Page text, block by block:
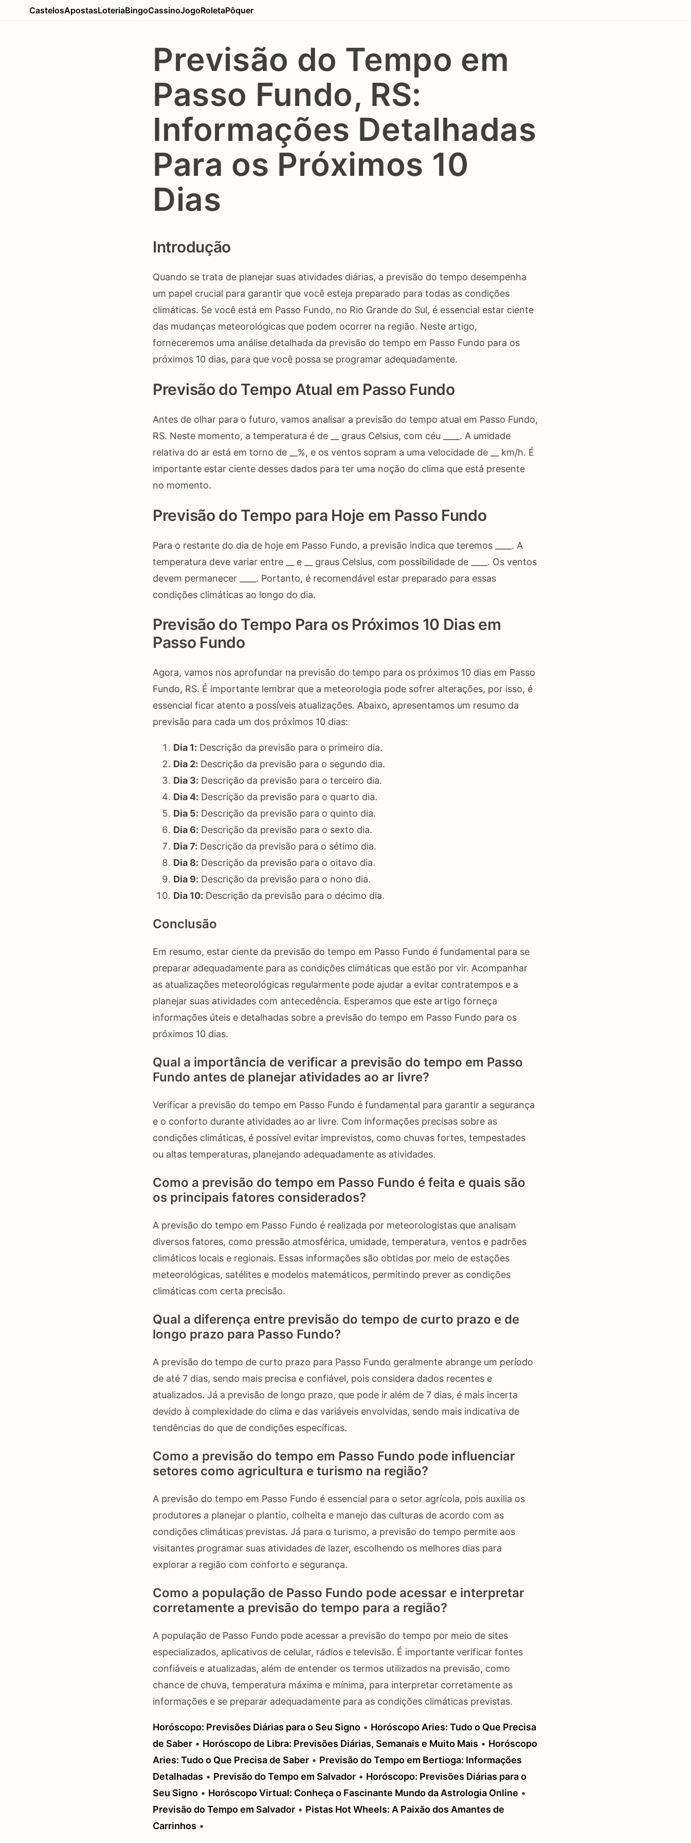
CastelosApostasLoteriaBingoCassinoJogoRoletaPôquer
Previsão do Tempo em
Passo Fundo, RS:
Informações Detalhadas
Para os Próximos 10
Dias
Introdução
Quando se trata de planejar suas atividades diárias, a previsão do tempo desempenha
um papel crucial para garantir que você esteja preparado para todas as condições
climáticas. Se você está em Passo Fundo, no Rio Grande do Sul, é essencial estar ciente
das mudanças meteorológicas que podem ocorrer na região. Neste artigo,
forneceremos uma análise detalhada da previsão do tempo em Passo Fundo para os
próximos 10 dias, para que você possa se programar adequadamente.
Previsão do Tempo Atual em Passo Fundo
Antes de olhar para o futuro, vamos analisar a previsão do tempo atual em Passo Fundo,
RS. Neste momento, a temperatura é de __ graus Celsius, com céu ____. A umidade
relativa do ar está em torno de __%, e os ventos sopram a uma velocidade de __ km/h. É
importante estar ciente desses dados para ter uma noção do clima que está presente
no momento.
Previsão do Tempo para Hoje em Passo Fundo
Para o restante do dia de hoje em Passo Fundo, a previsão indica que teremos ____. A
temperatura deve variar entre __ e __ graus Celsius, com possibilidade de ____. Os ventos
devem permanecer ____. Portanto, é recomendável estar preparado para essas
condições climáticas ao longo do dia.
Previsão do Tempo Para os Próximos 10 Dias em
Passo Fundo
Agora, vamos nos aprofundar na previsão do tempo para os próximos 10 dias em Passo
Fundo, RS. É importante lembrar que a meteorologia pode sofrer alterações, por isso, é
essencial ficar atento a possíveis atualizações. Abaixo, apresentamos um resumo da
previsão para cada um dos próximos 10 dias:
Dia 1: Descrição da previsão para o primeiro dia.
Dia 2: Descrição da previsão para o segundo dia.
Dia 3: Descrição da previsão para o terceiro dia.
Dia 4: Descrição da previsão para o quarto dia.
Dia 5: Descrição da previsão para o quinto dia.
Dia 6: Descrição da previsão para o sexto dia.
Dia 7: Descrição da previsão para o sétimo dia.
Dia 8: Descrição da previsão para o oitavo dia.
Dia 9: Descrição da previsão para o nono dia.
Dia 10: Descrição da previsão para o décimo dia.
Conclusão
Em resumo, estar ciente da previsão do tempo em Passo Fundo é fundamental para se
preparar adequadamente para as condições climáticas que estão por vir. Acompanhar
as atualizações meteorológicas regularmente pode ajudar a evitar contratempos e a
planejar suas atividades com antecedência. Esperamos que este artigo forneça
informações úteis e detalhadas sobre a previsão do tempo em Passo Fundo para os
próximos 10 dias.
Qual a importância de verificar a previsão do tempo em Passo
Fundo antes de planejar atividades ao ar livre?
Verificar a previsão do tempo em Passo Fundo é fundamental para garantir a segurança
e o conforto durante atividades ao ar livre. Com informações precisas sobre as
condições climáticas, é possível evitar imprevistos, como chuvas fortes, tempestades
ou altas temperaturas, planejando adequadamente as atividades.
Como a previsão do tempo em Passo Fundo é feita e quais são
os principais fatores considerados?
A previsão do tempo em Passo Fundo é realizada por meteorologistas que analisam
diversos fatores, como pressão atmosférica, umidade, temperatura, ventos e padrões
climáticos locais e regionais. Essas informações são obtidas por meio de estações
meteorológicas, satélites e modelos matemáticos, permitindo prever as condições
climáticas com certa precisão.
Qual a diferença entre previsão do tempo de curto prazo e de
longo prazo para Passo Fundo?
A previsão do tempo de curto prazo para Passo Fundo geralmente abrange um período
de até 7 dias, sendo mais precisa e confiável, pois considera dados recentes e
atualizados. Já a previsão de longo prazo, que pode ir além de 7 dias, é mais incerta
devido à complexidade do clima e das variáveis envolvidas, sendo mais indicativa de
tendências do que de condições específicas.
Como a previsão do tempo em Passo Fundo pode influenciar
setores como agricultura e turismo na região?
A previsão do tempo em Passo Fundo é essencial para o setor agrícola, pois auxilia os
produtores a planejar o plantio, colheita e manejo das culturas de acordo com as
condições climáticas previstas. Já para o turismo, a previsão do tempo permite aos
visitantes programar suas atividades de lazer, escolhendo os melhores dias para
explorar a região com conforto e segurança.
Como a população de Passo Fundo pode acessar e interpretar
corretamente a previsão do tempo para a região?
A população de Passo Fundo pode acessar a previsão do tempo por meio de sites
especializados, aplicativos de celular, rádios e televisão. É importante verificar fontes
confiáveis e atualizadas, além de entender os termos utilizados na previsão, como
chance de chuva, temperatura máxima e mínima, para interpretar corretamente as
informações e se preparar adequadamente para as condições climáticas previstas.
Horóscopo: Previsões Diárias para o Seu Signo • Horóscopo Aries: Tudo o Que Precisa
de Saber • Horóscopo de Libra: Previsões Diárias, Semanais e Muito Mais • Horóscopo
Aries: Tudo o Que Precisa de Saber • Previsão do Tempo em Bertioga: Informações
Detalhadas • Previsão do Tempo em Salvador • Horóscopo: Previsões Diárias para o
Seu Signo • Horóscopo Virtual: Conheça o Fascinante Mundo da Astrologia Online •
Previsão do Tempo em Salvador • Pistas Hot Wheels: A Paixão dos Amantes de
Carrinhos •